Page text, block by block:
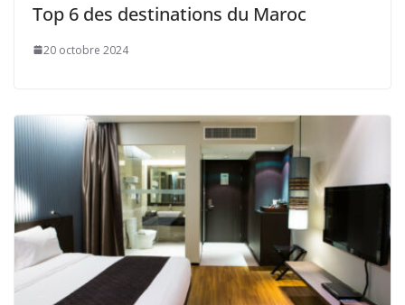
Top 6 des destinations du Maroc
20 octobre 2024